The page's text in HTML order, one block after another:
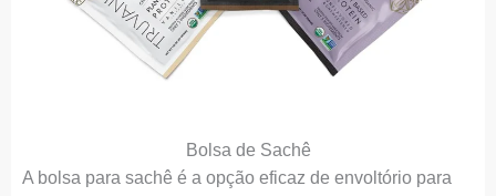
Bolsa de Sachê
A bolsa para sachê é a opção eficaz de envoltório para